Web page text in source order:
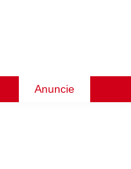
Anuncie